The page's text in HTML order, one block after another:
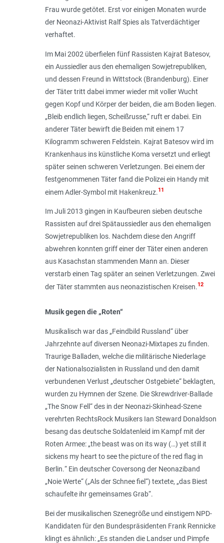
Frau wurde getötet. Erst vor einigen Monaten wurde
der Neonazi-Aktivist Ralf Spies als Tatverdächtiger
verhaftet.
Im Mai 2002 überfielen fünf Rassisten Kajrat Batesov,
ein Aussiedler aus den ehemaligen Sowjetrepubliken,
und dessen Freund in Wittstock (Brandenburg). Einer
der Täter tritt dabei immer wieder mit voller Wucht
gegen Kopf und Körper der beiden, die am Boden liegen.
„Bleib endlich liegen, Scheißrusse,“ ruft er dabei. Ein
anderer Täter bewirft die Beiden mit einem 17
Kilogramm schweren Feldstein. Kajrat Batesov wird im
Krankenhaus ins künstliche Koma versetzt und erliegt
später seinen schweren Verletzungen. Bei einem der
festgenommenen Täter fand die Polizei ein Handy mit
einem Adler-Symbol mit Hakenkreuz. 11
Im Juli 2013 gingen in Kaufbeuren sieben deutsche
Rassisten auf drei Spätaussiedler aus den ehemaligen
Sowjetrepubliken los. Nachdem diese den Angriff
abwehren konnten griff einer der Täter einen anderen
aus Kasachstan stammenden Mann an. Dieser
verstarb einen Tag später an seinen Verletzungen. Zwei
der Täter stammten aus neonazistischen Kreisen.12
Musik gegen die „Roten“
Musikalisch war das „Feindbild Russland“ über
Jahrzehnte auf diversen Neonazi-­Mixtapes zu finden.
Traurige Balladen, welche die militärische Niederlage
der Nationalsozialisten in Russland und den damit
verbundenen Verlust „deutscher Ostgebiete“ beklagten,
wurden zu Hymnen der Szene. Die Skrewdriver-Ballade
„The Snow Fell“ des in der Neonazi-Skinhead-Szene
verehrten RechtsRock Musikers Ian Steward Donaldson
besang das deutsche Soldatenleid im Kampf mit der
Roten Armee: „the beast was on its way (…) yet still it
sickens my heart to see the picture of the red flag in
Berlin.“ Ein deutscher Coversong der Neonaziband
„Noie Werte“ („Als der Schnee fiel“) textete, „das Biest
schaufelte ihr gemeinsames Grab“.
Bei der musikalischen Szenegröße und einstigem NPD-
Kandidaten für den Bundespräsidenten Frank Rennicke
klingt es ähnlich: „Es standen die Landser und Pimpfe